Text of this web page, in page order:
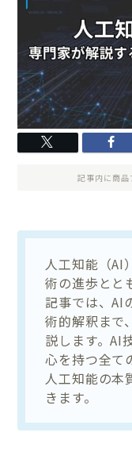
記事内に商品
人工知能（AI
術の進歩とと
記事では、AI
術的解釈まで
説します。AI
心を持つ全て
人工知能の本
きます。